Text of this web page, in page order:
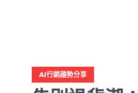
AI行銷趨勢分享